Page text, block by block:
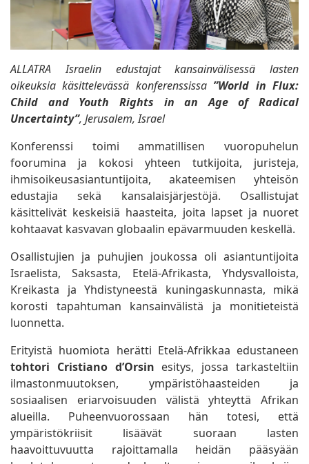
ALLATRA Israelin edustajat kansainvälisessä lasten
oikeuksia käsittelevässä konferenssissa ”World in Flux:
Child and Youth Rights in an Age of Radical
Uncertainty”, Jerusalem, Israel
Konferenssi toimi ammatillisen vuoropuhelun
foorumina ja kokosi yhteen tutkijoita, juristeja,
ihmisoikeusasiantuntijoita, akateemisen yhteisön
edustajia sekä kansalaisjärjestöjä. Osallistujat
käsittelivät keskeisiä haasteita, joita lapset ja nuoret
kohtaavat kasvavan globaalin epävarmuuden keskellä.
Osallistujien ja puhujien joukossa oli asiantuntijoita
Israelista, Saksasta, Etelä-Afrikasta, Yhdysvalloista,
Kreikasta ja Yhdistyneestä kuningaskunnasta, mikä
korosti tapahtuman kansainvälistä ja monitieteistä
luonnetta.
Erityistä huomiota herätti Etelä-Afrikkaa edustaneen
tohtori Cristiano d’Orsin esitys, jossa tarkasteltiin
ilmastonmuutoksen, ympäristöhaasteiden ja
sosiaalisen eriarvoisuuden välistä yhteyttä Afrikan
alueilla. Puheenvuorossaan hän totesi, että
ympäristökriisit lisäävät suoraan lasten
haavoittuvuutta rajoittamalla heidän pääsyään